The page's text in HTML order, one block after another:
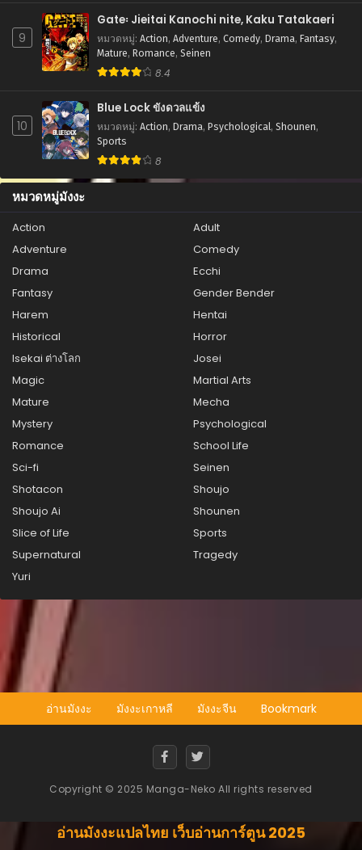
สิงหาคม 27, 2025
ตอนที่ 36
สิงหาคม 27, 2025
ตอนที่ 35
สิงหาคม 27, 2025
ตอนที่ 34
สิงหาคม 27, 2025
ตอนที่ 33
ตอนที่ 32
สิงหาคม 27, 2025
ตอนที่ 31
สิงหาคม 27, 2025
ตอนที่ 30
สิงหาคม 27, 2025
ตอนที่ 29
ตอนที่ 28
สิงหาคม 27, 2025
ตอนที่ 27
สิงหาคม 27, 2025
สิงหาคม 27, 2025
สิงหาคม 27, 2025
ตอนที่ 24
สิงหาคม 27, 2025
ตอนที่ 23
สิงหาคม 27, 2025
ตอนที่ 21
ตอนที่ 20
9
Gate꞉ Jieitai Kanochi nite, Kaku Tatakaeri
หมวดหมู่: Action, Adventure, Comedy, Drama, Fantasy,
Mature, Romance, Seinen
8.4
10
Blue Lock ขังดวลแข้ง
หมวดหมู่: Action, Drama, Psychological, Shounen,
Sports
8
หมวดหมู่มังงะ
Action
Adult
Adventure
Comedy
Drama
Ecchi
Fantasy
Gender Bender
Harem
Hentai
Historical
Horror
Isekai ต่างโลก
Josei
Magic
Martial Arts
Mature
Mecha
Mystery
Psychological
Romance
School Life
Sci-fi
Seinen
Shotacon
Shoujo
Shoujo Ai
Shounen
Slice of Life
Sports
Supernatural
Tragedy
Yuri
อ่านมังงะ มังงะเกาหลี มังงะจีน Bookmark
Copyright © 2025 Manga-Neko All rights reserved
อ่านมังงะแปลไทย เว็บอ่านการ์ตูน 2025